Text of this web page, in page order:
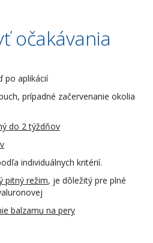
očakávania
po aplikácií
prípadné začervenanie okolia
do 2 týždňov
individuálnych kritérií.
pitný režim, je dôležitý pre plné
balzamu na pery